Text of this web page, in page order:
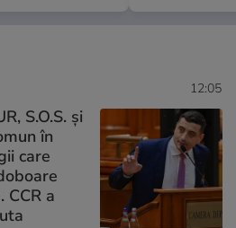
12:05
S.O.S. și
în
care
CCR a